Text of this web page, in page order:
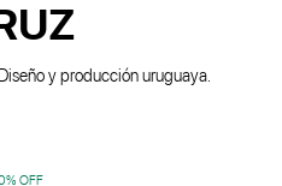
y producción uruguaya.
% OFF